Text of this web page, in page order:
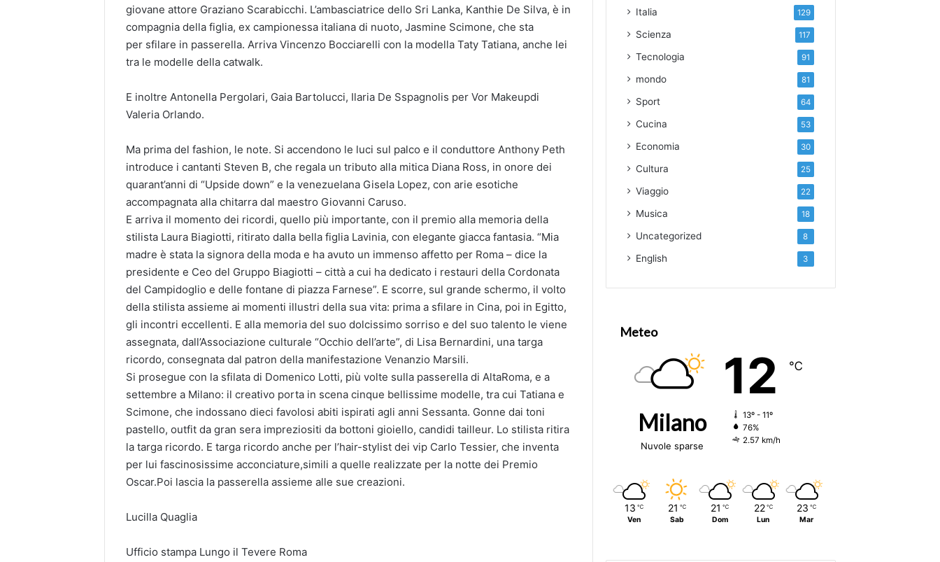
giovane attore Graziano Scarabicchi. L’ambasciatrice dello Sri Lanka, Kanthie De Silva, è in
compagnia della figlia, ex campionessa italiana di nuoto, Jasmine Scimone, che sta
per sfilare in passerella. Arriva Vincenzo Bocciarelli con la modella Taty Tatiana, anche lei
tra le modelle della catwalk.
E inoltre Antonella Pergolari, Gaia Bartolucci, Ilaria De Sspagnolis per Vor Makeupdi
Valeria Orlando.
Ma prima del fashion, le note. Si accendono le luci sul palco e il conduttore Anthony Peth
introduce i cantanti Steven B, che regala un tributo alla mitica Diana Ross, in onore dei
quarant’anni di “Upside down” e la venezuelana Gisela Lopez, con arie esotiche
accompagnata alla chitarra dal maestro Giovanni Caruso.
E arriva il momento dei ricordi, quello più importante, con il premio alla memoria della
stilista Laura Biagiotti, ritirato dalla bella figlia Lavinia, con elegante giacca fantasia. “Mia
madreè stata la signora della moda e ha avuto un immenso affetto per Roma – dice la
presidentee Ceodel Gruppo Biagiotti – città a cui ha dedicato i restauri della Cordonata
del Campidoglio e delle fontane di piazza Farnese”. E scorre, sul grande schermo, il volto
della stilista assieme ai momenti illustri della sua vita: prima a sfilare in Cina, poi in Egitto,
gli incontri eccellenti. E alla memoria del suo dolcissimo sorriso e del suo talento le viene
assegnata, dall’Associazione culturale “Occhio dell’arte”, di Lisa Bernardini, una targa
ricordo, consegnata dal patron della manifestazioneVenanzio Marsili.
Si prosegue con la sfilata di Domenico Lotti, più volte sulla passerella di AltaRoma,e a
settembre a Milano: il creativo porta in scenacinque bellissime modelle, tra cui Tatiana e
Scimone, che indossano dieci favolosi abiti ispirati agli anni Sessanta. Gonne dai toni
pastello, outfit da gran sera impreziositi da bottoni gioiello,candiditailleur. Lo stilista ritira
la targa ricordo. E targa ricordo anche per l’hair-stylist dei vip Carlo Tessier, che inventa
per lui fascinosissime acconciature,simili a quelle realizzate per la notte dei Premio
Oscar.Poi lascia la passerella assieme alle sue creazioni.
Lucilla Quaglia
Ufficio stampa Lungo il Tevere Roma
Italia 129
Scienza 117
Tecnologia 91
mondo 81
Sport 64
Cucina 53
Economia 30
Cultura 25
Viaggio 22
Musica 18
Uncategorized 8
English 3
Meteo
Milano
Nuvole sparse
12 ℃
13º - 11º
76%
2.57 km/h
13 ℃
Ven
21 ℃
Sab
21 ℃
Dom
22 ℃
Lun
23 ℃
Mar